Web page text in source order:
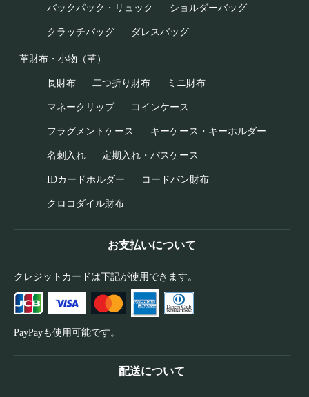
バックパック・リュック ショルダーバッグ
クラッチバッグ ダレスバッグ
革財布・小物（革）
長財布 二つ折り財布 ミニ財布
マネークリップ コインケース
フラグメントケース キーケース・キーホルダー
名刺入れ 定期入れ・パスケース
IDカードホルダー コードバン財布
クロコダイル財布
お支払いについて
クレジットカードは下記が使用できます。
PayPayも使用可能です。
配送について